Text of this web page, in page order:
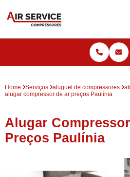
Home Serviços aluguel de compressores
alugar compressor de ar preços Paulínia
Alugar
Preços Paulínia